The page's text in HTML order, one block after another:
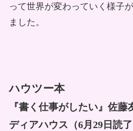
って世界が変わっていく様子
ました。
ハウツー本
『書く仕事がしたい』佐
ディアハウス（6月29日読了